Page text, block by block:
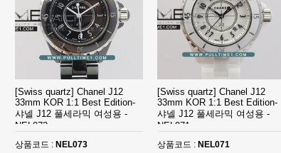
[Swiss quartz] Chanel J12
33mm KOR 1:1 Best Edition-
샤넬 J12 풀세라믹 여성용 -
NEL073
상품코드 : NEL073
[Swiss quartz] Chanel J12
33mm KOR 1:1 Best Edition-
샤넬 J12 풀세라믹 여성용 -
NEL071
상품코드 : NEL071